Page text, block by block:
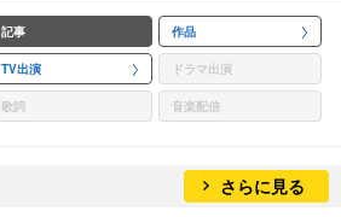
記事 作品
TV出演 ドラマ出演
歌詞 音楽配信
さらに見る